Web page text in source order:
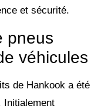
et sécurité.
pneus
véhicules
de Hankook a été
Initialement